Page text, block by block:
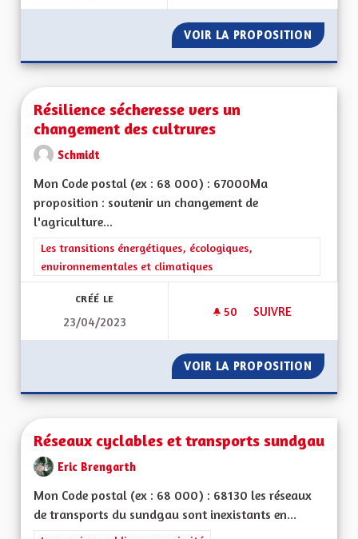
VOIR LA PROPOSITION
Résilience sécheresse vers un
changement des cultrures
Schmidt
Mon Code postal (ex : 68 000) : 67000Ma
proposition : soutenir un changement de
l'agriculture...
Filtrer les résultats de la catégorie : Les transitions
Les transitions énergétiques, écologiques,
environnementales et climatiques
CRÉÉ LE
23/04/2023
50 50 ABONNÉS
SUIVRE
VOIR LA PROPOSITION
Réseaux cyclables et transports sundgau
Eric Brengarth
Mon Code postal (ex : 68 000) : 68130 les réseaux
de transports du sundgau sont inexistants en...